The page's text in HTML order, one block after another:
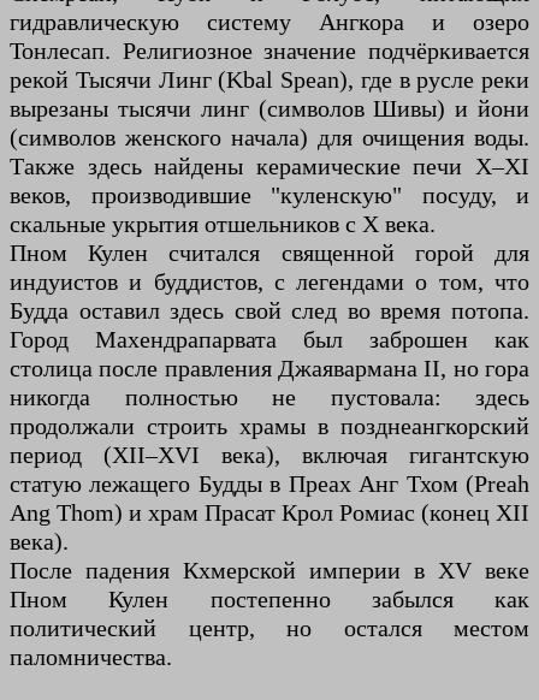
гидравлическую систему Ангкора и озеро
Тонлесап. Религиозное значение подчёркивается
рекой Тысячи Линг (Kbal Spean), где в русле реки
вырезаны тысячи линг (символов Шивы) и йони
(символов женского начала) для очищения воды.
Также здесь найдены керамические печи X–XI
веков, производившие "куленскую" посуду, и
скальные укрытия отшельников с X века.
Пном Кулен считался священной горой для
индуистов и буддистов, с легендами о том, что
Будда оставил здесь свой след во время потопа.
Город Махендрапарвата был заброшен как
столица после правления Джаявармана II, но гора
никогда полностью не пустовала: здесь
продолжали строить храмы в позднеангкорский
период (XII–XVI века), включая гигантскую
статую лежащего Будды в Преах Анг Тхом (Preah
Ang Thom) и храм Прасат Крол Ромиас (конец XII
века).
После падения Кхмерской империи в XV веке
Пном Кулен постепенно забылся как
политический центр, но остался местом
паломничества.